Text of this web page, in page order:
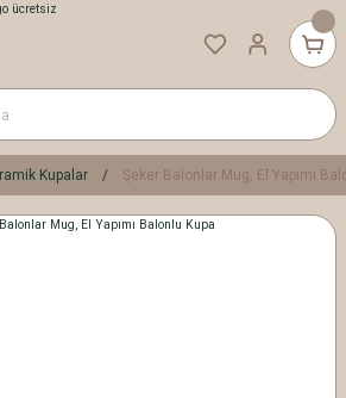
Kupalar Şeker Balonlar Mug, El Yapımı